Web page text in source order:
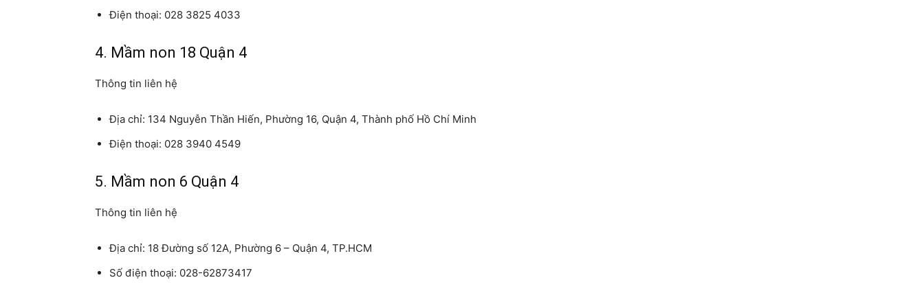
Điện thoại: 028 3825 4033
4. Mầm non 18 Quận 4
Thông tin liên hệ
Địa chỉ: 134 Nguyễn Thần Hiến, Phường 16, Quận 4, Thành phố Hồ Chí Minh
Điện thoại: 028 3940 4549
5. Mầm non 6 Quận 4
Thông tin liên hệ
Địa chỉ: 18 Đường số 12A, Phường 6 – Quận 4, TP.HCM
Số điện thoại: 028-62873417